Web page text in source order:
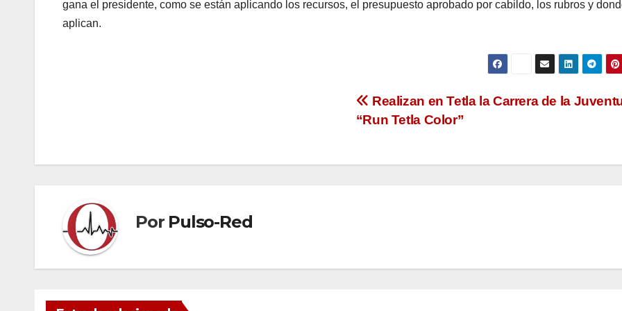
gana el presidente, como se están aplicando los recursos, el presupuesto aprobado por cabildo, los rubros y
aplican.
entradas
Realizan en Tetla la Carrera de la
“Run Tetla Color”
Por Pulso-Red